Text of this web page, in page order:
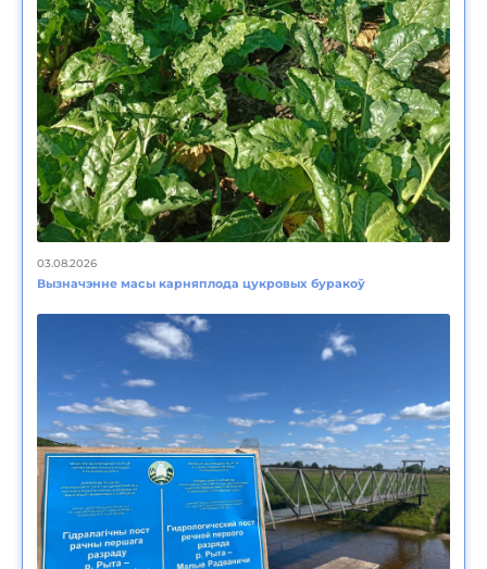
03.08.2026
Вызначэнне масы карняплода цукровых буракоў